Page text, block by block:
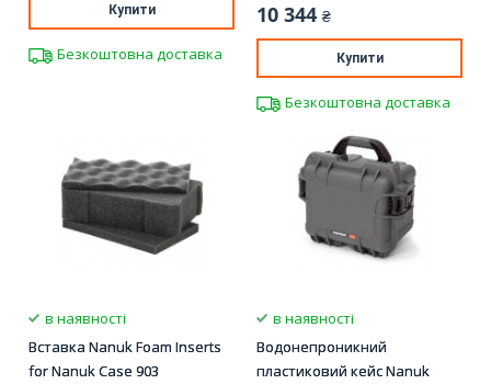
Купити
Безкоштовна доставка
10 344 ₴
Купити
Безкоштовна доставка
в наявності
Вставка Nanuk Foam Inserts
for Nanuk Case 903
в наявності
Водонепроникний
пластиковий кейс Nanuk